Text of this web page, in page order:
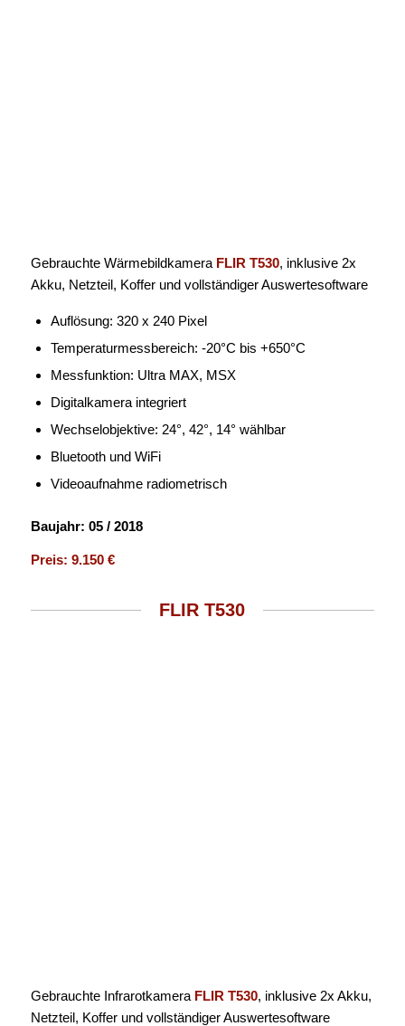
Gebrauchte Wärmebildkamera FLIR T530, inklusive 2x
Akku, Netzteil, Koffer und vollständiger Auswertesoftware
Auflösung: 320 x 240 Pixel
Temperaturmessbereich: -20°C bis +650°C
Messfunktion: Ultra MAX, MSX
Digitalkamera integriert
Wechselobjektive: 24°, 42°, 14° wählbar
Bluetooth und WiFi
Videoaufnahme radiometrisch
Baujahr: 05 / 2018
Preis: 9.150 €
FLIR T530
Gebrauchte Infrarotkamera FLIR T530, inklusive 2x Akku,
Netzteil, Koffer und vollständiger Auswertesoftware